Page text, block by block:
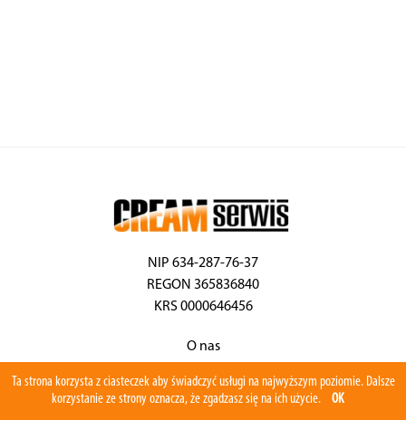
NIP 634-287-76-37
REGON 365836840
KRS 0000646456
O nas
Serwis
Ta strona korzysta z ciasteczek aby świadczyć usługi na najwyższym poziomie. Dalsze
korzystanie ze strony oznacza, że zgadzasz się na ich użycie.
OK